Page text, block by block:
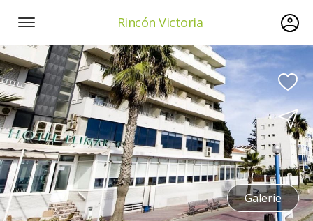
Rincón Victoria
Galerie